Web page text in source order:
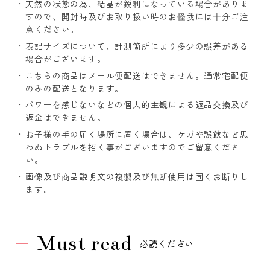
天然の状態の為、結晶が鋭利になっている場合がありま
すので、開封時及びお取り扱い時のお怪我には十分ご注
意ください。
表記サイズについて、計測箇所により多少の誤差がある
場合がございます。
こちらの商品はメール便配送はできません。通常宅配便
のみの配送となります。
パワーを感じないなどの個人的主観による返品交換及び
返金はできません。
お子様の手の届く場所に置く場合は、ケガや誤飲など思
わぬトラブルを招く事がございますのでご留意くださ
い。
画像及び商品説明文の複製及び無断使用は固くお断りし
ます。
Must read 必読ください